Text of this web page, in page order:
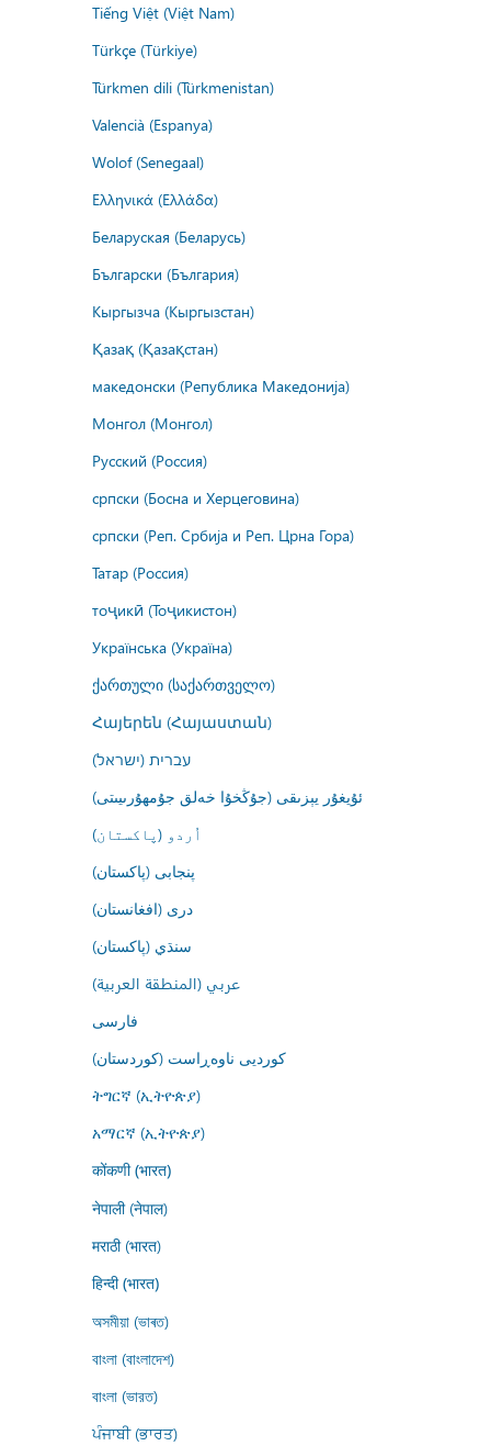
Tiếng Việt (Việt Nam)
Türkçe (Türkiye)
Türkmen dili (Türkmenistan)
Valencià (Espanya)
Wolof (Senegaal)
Ελληνικά (Ελλάδα)
Беларуская (Беларусь)
Български (България)
Кыргызча (Кыргызстан)
Қазақ (Қазақстан)
македонски (Република Македонија)
Монгол (Монгол)
Русский (Россия)
српски (Босна и Херцеговина)
српски (Реп. Србија и Реп. Црна Гора)
Татар (Россия)
тоҷикӣ (Тоҷикистон)
Українська (Україна)
ქართული (საქართველო)
Հայերեն (Հայաստան)
עברית (ישראל)
ئۇيغۇر يېزىقى (جۇڭخۇا خەلق جۇمھۇرىيىتى)
اُردو (پاکستان)
پنجابی (پاکستان)
درى (افغانستان)
سنڌي (پاکستان)
عربي (المنطقة العربية)
فارسى
کوردیی ناوەڕاست (کوردستان)
ትግርኛ (ኢትዮጵያ)
አማርኛ (ኢትዮጵያ)
कोंकणी (भारत)
नेपाली (नेपाल)
मराठी (भारत)
हिन्दी (भारत)
অসমীয়া (ভাৰত)
বাংলা (বাংলাদেশ)
বাংলা (ভারত)
ਪੰਜਾਬੀ (ਭਾਰਤ)